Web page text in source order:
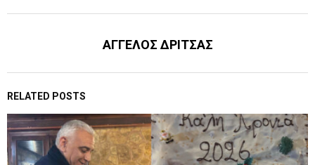
ΑΓΓΕΛΟΣ ΔΡΙΤΣΑΣ
RELATED POSTS